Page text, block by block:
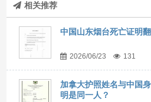
相关推荐
中国山东烟台死亡证明
2026/06/23 131
加拿大护照姓名与中国
明是同一人？